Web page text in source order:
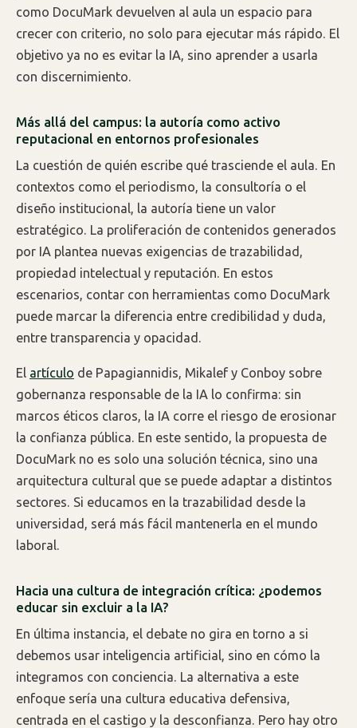
como DocuMark devuelven al aula un espacio para
crecer con criterio, no solo para ejecutar más rápido. El
objetivo ya no es evitar la IA, sino aprender a usarla
con discernimiento.
Más allá del campus: la autoría como activo
reputacional en entornos profesionales
La cuestión de quién escribe qué trasciende el aula. En
contextos como el periodismo, la consultoría o el
diseño institucional, la autoría tiene un valor
estratégico. La proliferación de contenidos generados
por IA plantea nuevas exigencias de trazabilidad,
propiedad intelectual y reputación. En estos
escenarios, contar con herramientas como DocuMark
puede marcar la diferencia entre credibilidad y duda,
entre transparencia y opacidad.
El artículo de Papagiannidis, Mikalef y Conboy sobre
gobernanza responsable de la IA lo confirma: sin
marcos éticos claros, la IA corre el riesgo de erosionar
la confianza pública. En este sentido, la propuesta de
DocuMark no es solo una solución técnica, sino una
arquitectura cultural que se puede adaptar a distintos
sectores. Si educamos en la trazabilidad desde la
universidad, será más fácil mantenerla en el mundo
laboral.
Hacia una cultura de integración crítica: ¿podemos
educar sin excluir a la IA?
En última instancia, el debate no gira en torno a si
debemos usar inteligencia artificial, sino en cómo la
integramos con conciencia. La alternativa a este
enfoque sería una cultura educativa defensiva,
centrada en el castigo y la desconfianza. Pero hay otro